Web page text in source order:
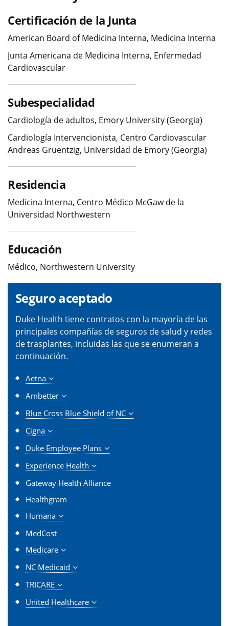
Certificación de la Junta
American Board of Medicina Interna, Medicina Interna
Junta Americana de Medicina Interna, Enfermedad
Cardiovascular
Subespecialidad
Cardiología de adultos, Emory University (Georgia)
Cardiología Intervencionista, Centro Cardiovascular
Andreas Gruentzig, Universidad de Emory (Georgia)
Residencia
Medicina Interna, Centro Médico McGaw de la
Universidad Northwestern
Educación
Médico, Northwestern University
Seguro aceptado
Duke Health tiene contratos con la mayoría de las
principales compañías de seguros de salud y redes
de trasplantes, incluidas las que se enumeran a
continuación.
Aetna
Ambetter
Blue Cross Blue Shield of NC
Cigna
Duke Employee Plans
Experience Health
Gateway Health Alliance
Healthgram
Humana
MedCost
Medicare
NC Medicaid
TRICARE
United Healthcare